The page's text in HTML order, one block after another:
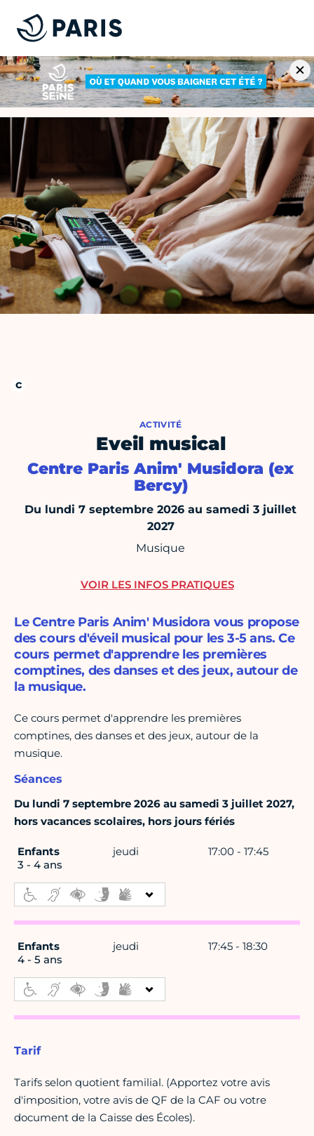
ACTIVITÉ
Eveil musical
Centre Paris Anim' Musidora (ex
Bercy)
Du lundi 7 septembre 2026 au samedi 3 juillet
2027
Musique
Le Centre Paris Anim' Musidora vous propose
des cours d'éveil musical pour les 3-5 ans. Ce
cours permet d'apprendre les premières
comptines, des danses et des jeux, autour de
la musique.
Ce cours permet d'apprendre les premières
comptines, des danses et des jeux, autour de la
musique.
Séances
Du lundi 7 septembre 2026 au samedi 3 juillet 2027,
hors vacances scolaires, hors jours fériés
Enfants
3 - 4 ans
jeudi 17:00 - 17:45
Enfants
4 - 5 ans
jeudi 17:45 - 18:30
Tarif
Tarifs selon quotient familial. (Apportez votre avis
d'imposition, votre avis de QF de la CAF ou votre
document de la Caisse des Écoles).
VOIR LES INFOS PRATIQUES